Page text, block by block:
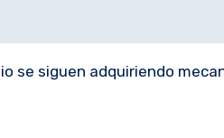
se siguen adquiriendo